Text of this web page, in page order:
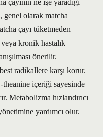
ne işe yaradığı
genel olarak matcha
çayı tüketmeden
kronik hastalık
önerilir.
radikallere karşı korur.
içeriği sayesinde
Metabolizma hızlandırıcı
yardımcı olur.